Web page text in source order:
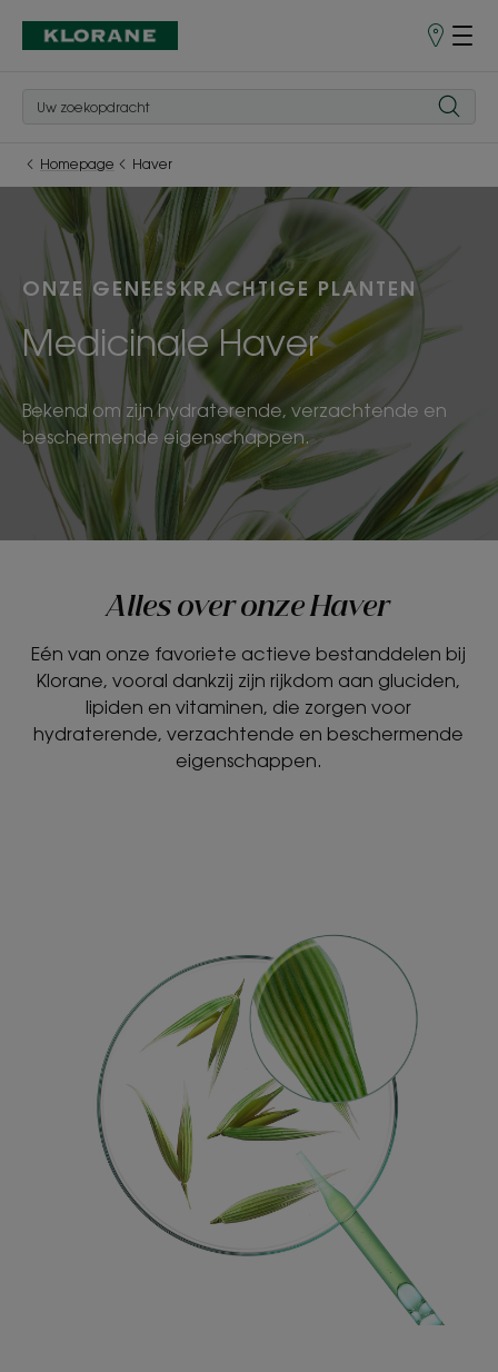
Homepage Haver
ONZE GENEESKRACHTIGE PLANTEN
Medicinale Haver
Bekend om zijn hydraterende, verzachtende en
beschermende eigenschappen.
Alles over onze Haver
Eén van onze favoriete actieve bestanddelen bij
Klorane, vooral dankzij zijn rijkdom aan gluciden,
lipiden en vitaminen, die zorgen voor
hydraterende, verzachtende en beschermende
eigenschappen.